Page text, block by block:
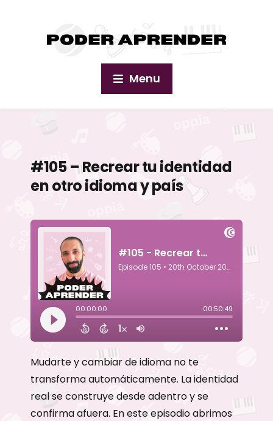
Menu
#105 – Recrear tu identidad
en otro idioma y país
Mudarte y cambiar de idioma no te
transforma automáticamente. La identidad
real se construye desde adentro y se
confirma afuera. En este episodio abrimos